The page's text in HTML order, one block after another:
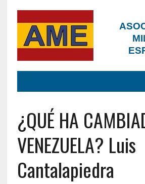
¿QUÉ HA
VENEZUELA? Luis
Cantalapiedra